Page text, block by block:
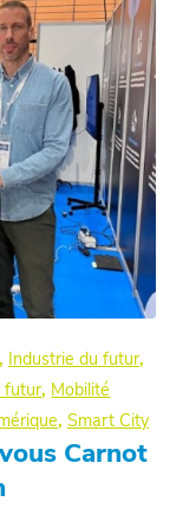
Industrie du futur,
futur, Mobilité
, Smart City
Carnot